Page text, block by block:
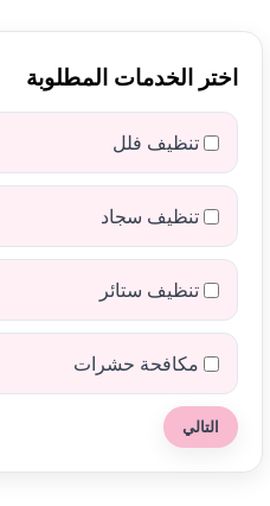
اختر الخدمات المطلوبة
تنظيف فلل
تنظيف سجاد
تنظيف ستائر
مكافحة حشرات
التالي